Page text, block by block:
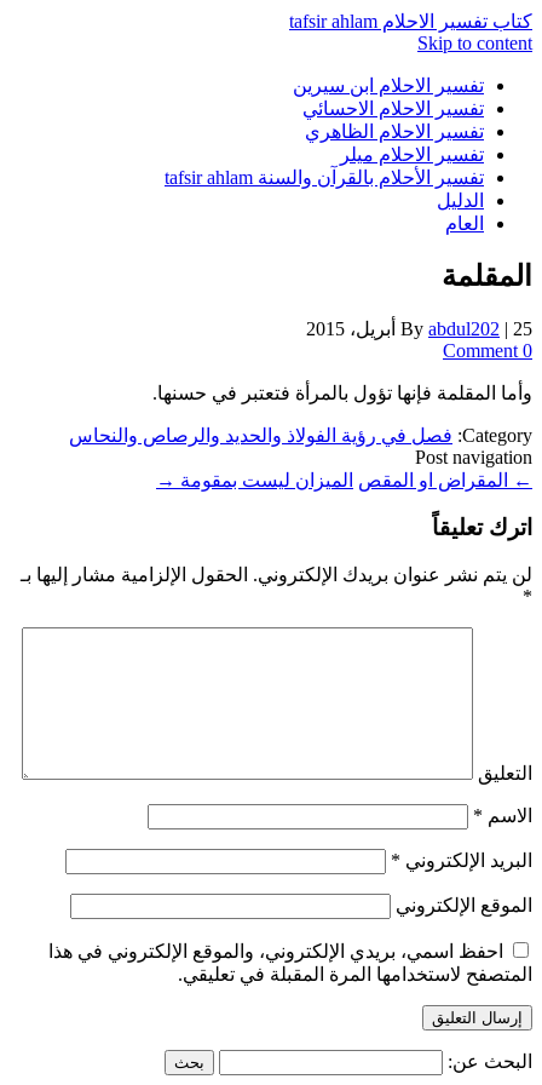
كتاب تفسير الاحلام tafsir ahlam
Skip to content
تفسير الاحلام ابن سيرين
تفسير الاحلام الاحسائي
تفسير الاحلام الظاهري
تفسير الاحلام ميلر
تفسير الأحلام بالقرآن والسنة tafsir ahlam
الدليل
العام
المقلمة
By abdul202 | 25 أبريل، 2015
0 Comment
وأما المقلمة فإنها تؤول بالمرأة فتعتبر في حسنها.
Category: فصل في رؤية الفولاذ والحديد والرصاص والنحاس
Post navigation
←
المقراض او المقص الميزان ليست بمقومة →
اترك تعليقاً
لن يتم نشر عنوان بريدك الإلكتروني. الحقول الإلزامية مشار إليها بـ
*
التعليق
الاسم *
البريد الإلكتروني *
الموقع الإلكتروني
احفظ اسمي، بريدي الإلكتروني، والموقع الإلكتروني في هذا
المتصفح لاستخدامها المرة المقبلة في تعليقي.
البحث عن: